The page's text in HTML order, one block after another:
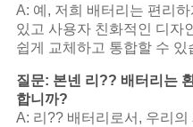
A: 예, 저희 배터리는 편리
있고 사용자 친화적인 디자
쉽게 교체하고 통합할 수 있
질문: 본넨 리?? 배터리는
합니까?
A: 리?? 배터리로서, 우리의